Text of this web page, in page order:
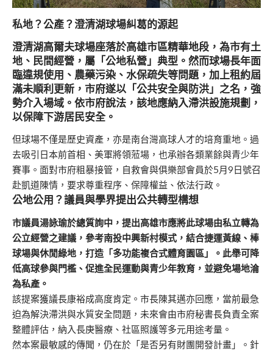
私地？公產？澄清湖球場糾葛的源起
澄清湖高爾夫球場座落於高雄市區精華地段，為市有土
地、民間經營，屬「公地私營」典型。然而球場長年面
臨違規使用、農藥污染、水保疏失等問題，加上租約屆
滿未順利更新，市府遂以「公共安全與防洪」之名，強
勢介入場域。依市府說法，該地應納入滯洪設施規劃，
以保障下游居民安全。
但球場不僅是歷史資產，亦是南台灣高球人才的培育重地。過
去吸引日本前首相、美軍將領蒞場，也承辦各類業餘與青少年
賽事。面對市府粗暴接管，自救會與俱樂部會員於5月9日號召
赴凱道陳情，要求尊重程序、保障權益、依法行政。
公地公用？議員與學界提出公共轉型構想
市議員湯詠瑜於總質詢中，提出高雄市應將此球場由私立轉為
公立經營之建議，參考南投中興新村模式，結合捷運黃線、棒
球場與休閒綠地，打造「多功能複合式體育園區」。此舉可降
低高球參與門檻、促進全民運動與青少年教育，並避免場地淪
為私產。
該提案獲議長康裕成高度肯定。市長陳其邁亦回應，當前最急
迫為解決滯洪與水質安全問題，未來會由市府秘書長負責全案
整體評估，納入長庚醫療、社區照護等多元用途考量。
然本案最敏感的傳聞，仍在於「是否另有財團開發計畫」。針